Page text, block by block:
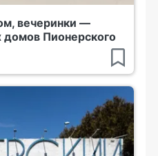
вечеринки —
Пионерского